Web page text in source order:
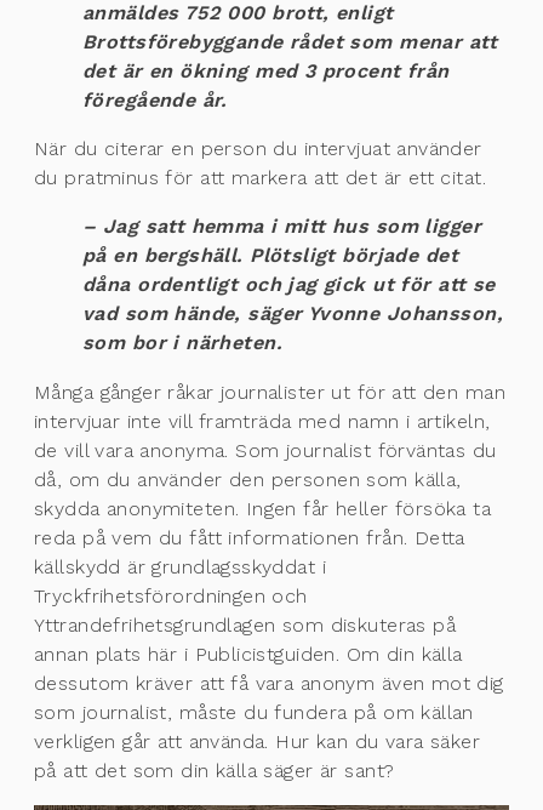
anmäldes 752 000 brott, enligt
Brottsförebyggande rådet som menar att
det är en ökning med 3 procent från
föregående år.
När du citerar en person du intervjuat använder
du pratminus för att markera att det är ett citat.
– Jag satt hemma i mitt hus som ligger
på en bergshäll. Plötsligt började det
dåna ordentligt och jag gick ut för att se
vad som hände, säger Yvonne Johansson,
som bor i närheten.
Många gånger råkar journalister ut för att den man
intervjuar inte vill framträda med namn i artikeln,
de vill vara anonyma. Som journalist förväntas du
då, om du använder den personen som källa,
skydda anonymiteten. Ingen får heller försöka ta
reda på vem du fått informationen från. Detta
källskydd är grundlagsskyddat i
Tryckfrihetsförordningen och
Yttrandefrihetsgrundlagen som diskuteras på
annan plats här i Publicistguiden. Om din källa
dessutom kräver att få vara anonym även mot dig
som journalist, måste du fundera på om källan
verkligen går att använda. Hur kan du vara säker
på att det som din källa säger är sant?